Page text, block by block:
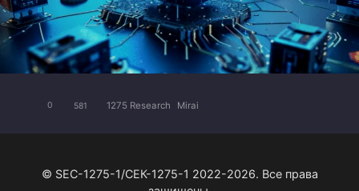
0 581 1275 Research Mirai
© SEC-1275-1/СЕК-1275-1 2022-2026. Все права